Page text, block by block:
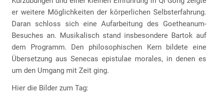
er weitere Möglichkeiten der körperlichen Selbsterfahrung.
Daran schloss sich eine Aufarbeitung des Goetheanum-
Besuches an. Musikalisch stand insbesondere Bartok auf
dem Programm. Den philosophischen Kern bildete eine
Übersetzung aus Senecas epistulae morales, in denen es
um den Umgang mit Zeit ging.
Hier die Bilder zum Tag: